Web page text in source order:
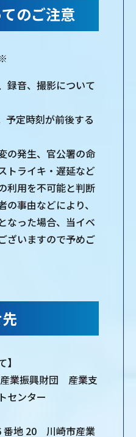
のご注意
録音、撮影について
予定時刻が前後する
の発生、官公署の命
トライキ・遅延など
利用を不可能と判断
の事由などにより、
なった場合、当イベ
ざいますので予めご
業振興財団 産業支
センター
番地 20 川崎市産業